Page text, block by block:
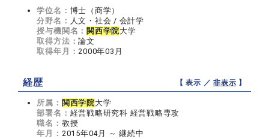
学位名： 博士（商学）
分野名： 人文・社会 / 会計学
授与機関名： 関西学院大学
取得方法：論文
取得年月：2000年03月
経歴 【 表示 ／非表示 】
所属： 関西学院大学
部署名： 経営戦略研究科 経営戦略専攻
職名： 教授
年月： 2015年04月 ～ 継続中